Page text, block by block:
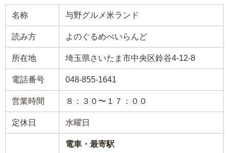
名称 与野グルメ米ランド
読み方 よのぐるめべいらんど
所在地 埼玉県さいたま市中央区鈴谷4-12-8
電話番号 048-855-1641
営業時間 ８：３０〜１７：００
定休日 水曜日
電車・最寄駅